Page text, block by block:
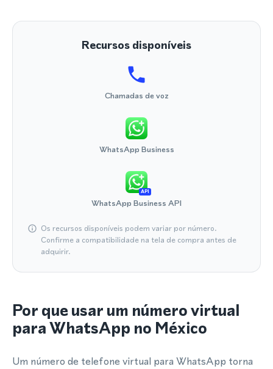
Recursos disponíveis
Chamadas de voz
WhatsApp Business
API
WhatsApp Business API
Os recursos disponíveis podem variar por número.
Confirme a compatibilidade na tela de compra antes de
adquirir.
Por que usar um número virtual
para WhatsApp no México
Um número de telefone virtual para WhatsApp torna